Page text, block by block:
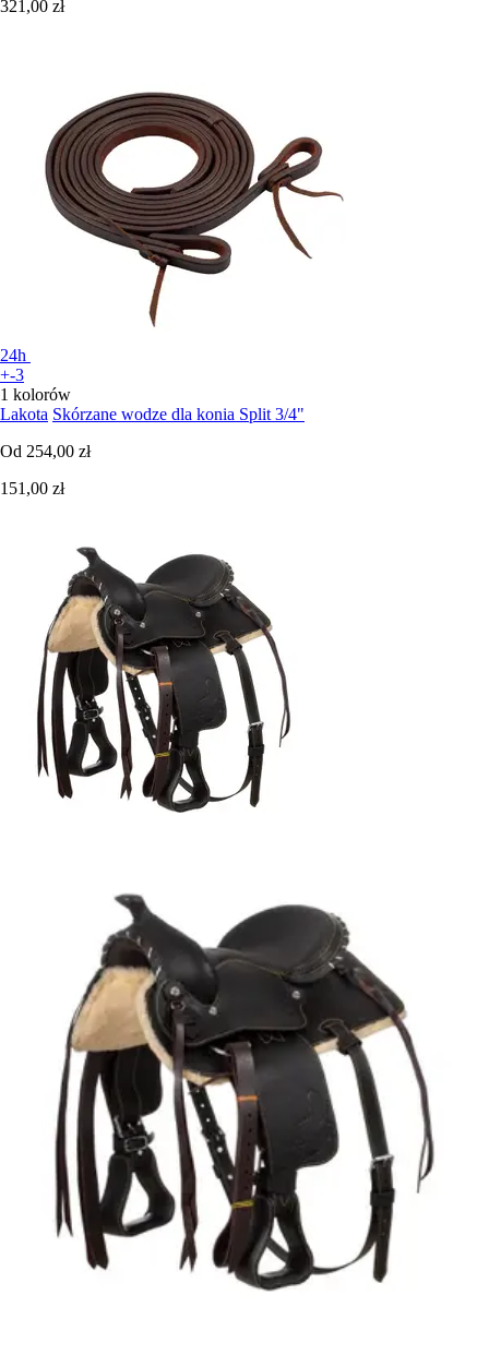
321,00 zł
24h
+-3
1 kolorów
Lakota Skórzane wodze dla konia Split 3/4"
Od 254,00 zł
151,00 zł